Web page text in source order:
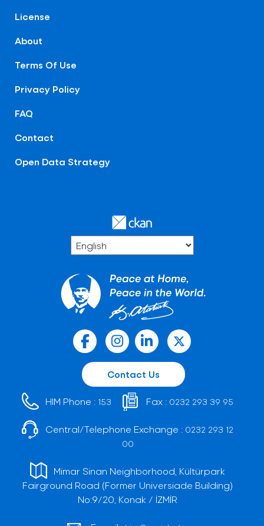
License
About
Terms Of Use
Privacy Policy
FAQ
Contact
Open Data Strategy
Contact Us
HIM Phone : 153 Fax : 0232 293 39 95
Central/Telephone Exchange : 0232 293 12
00
Mimar Sinan Neighborhood, Kültürpark
Fairground Road (Former Universiade Building)
No:9/20, Konak / İZMİR